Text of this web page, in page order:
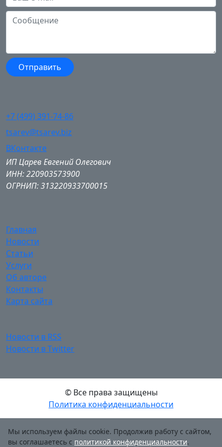
+7 (499) 391-74-86
tsarev@tsarev.biz
ВКонтакте
ИП Царев Евгений Олегович
ИНН: 220903573900
ОГРНИП: 313220933700015
Главная
Новости
Статьи
Услуги
Об авторе
Контакты
Карта сайта
Новости в RSS
Новости в Twitter
© Все права защищены
Политика конфиденциальности
Мы используем файлы cookie. Продолжив работу с сайтом,
вы соглашаетесь с политикой конфиденциальности.